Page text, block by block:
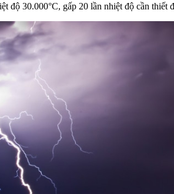
độ 30.000°C, gấp 20 lần nhiệt độ cần thiết